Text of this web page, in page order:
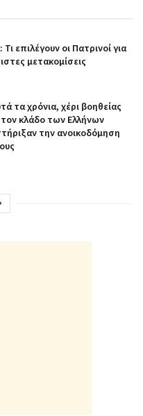
επιλέγουν οι Πατρινοί για
μετακομίσεις
τα χρόνια, χέρι βοηθείας
κλάδο των Ελλήνων
την ανοικοδόμηση